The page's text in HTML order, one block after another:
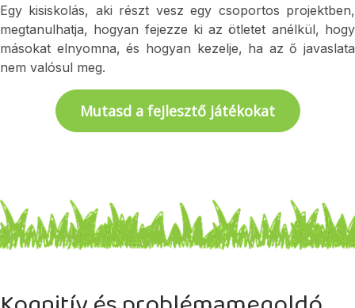
Egy kisiskolás, aki részt vesz egy csoportos projektben,
megtanulhatja, hogyan fejezze ki az ötletet anélkül, hogy
másokat elnyomna, és hogyan kezelje, ha az ő javaslata
nem valósul meg.
Mutasd a fejlesztő játékokat